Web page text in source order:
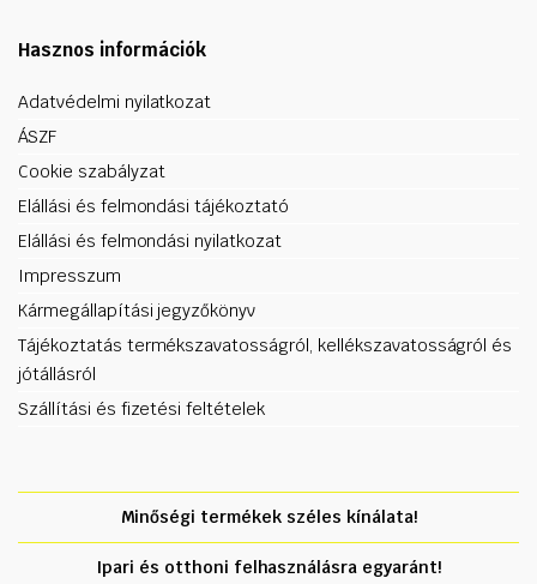
Hasznos információk
Adatvédelmi nyilatkozat
ÁSZF
Cookie szabályzat
Elállási és felmondási tájékoztató
Elállási és felmondási nyilatkozat
Impresszum
Kármegállapítási jegyzőkönyv
Tájékoztatás termékszavatosságról, kellékszavatosságról és
jótállásról
Szállítási és fizetési feltételek
Minőségi termékek széles kínálata!
Ipari és otthoni felhasználásra egyaránt!